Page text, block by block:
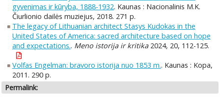
gyvenimas ir kūryba, 1888-1932. Kaunas : Nacionalinis M.K.
Čiurlionio dailės muziejus, 2018. 271 p.
The legacy of Lithuanian architect Stasys Kudokas in the
United States of America: sacred architecture based on hope
and expectations.. Meno istorija ir kritika2024, 20, 112-125.
Volfas Engelman: bravoro istorija nuo 1853 m.. Kaunas : Kopa,
2011. 290 p.
Permalink: